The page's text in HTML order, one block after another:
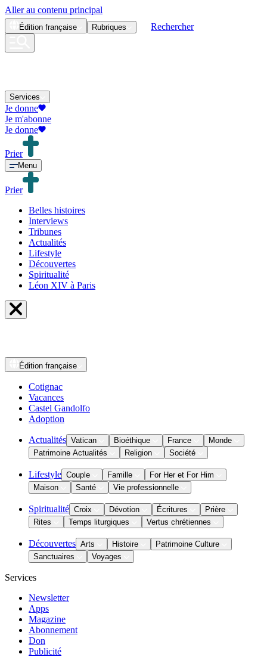
Aller au contenu principal
Édition française Rubriques Rechercher
Services
Je donne
Je m'abonne
Je donne
Prier
Menu
Prier
Belles histoires
Interviews
Tribunes
Actualités
Lifestyle
Découvertes
Spiritualité
Léon XIV à Paris
Édition française
Cotignac
Vacances
Castel Gandolfo
Adoption
Actualités Vatican Bioéthique France
Monde
Patrimoine Actualités
Religion Société
Lifestyle Couple Famille
For Her et For Him
Maison
Santé Vie professionnelle
Spiritualité Croix Dévotion Écritures
Prière
Rites
Temps liturgiques Vertus chrétiennes
Découvertes Arts Histoire
Patrimoine Culture
Sanctuaires
Voyages
Services
Newsletter
Apps
Magazine
Abonnement
Don
Publicité